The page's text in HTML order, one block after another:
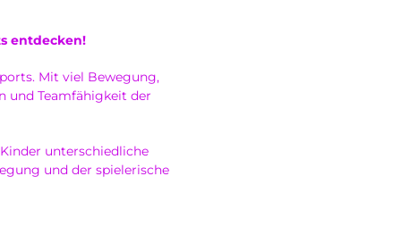
entdecken!
Mit viel Bewegung,
und Teamfähigkeit der
unterschiedliche
und der spielerische